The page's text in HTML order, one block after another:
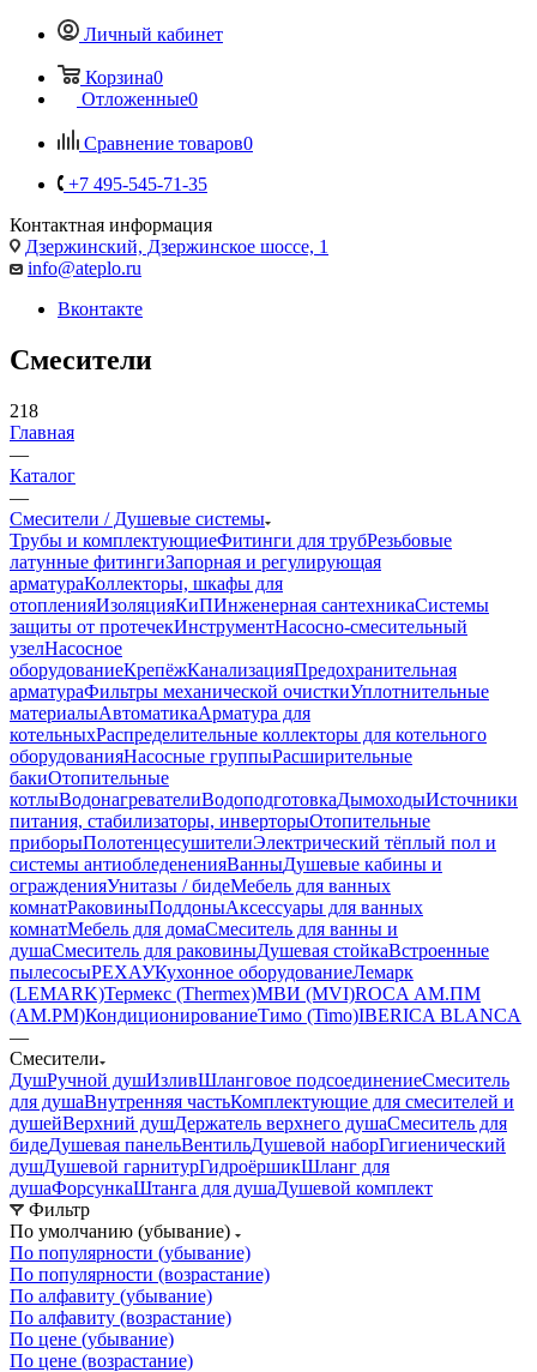
Личный кабинет
Корзина0
Отложенные0
Сравнение товаров0
+7 495-545-71-35
Контактная информация
Дзержинский, Дзержинское шоссе, 1
info@ateplo.ru
Вконтакте
Смесители
218
Главная
—
Каталог
—
Смесители / Душевые системы
Трубы и комплектующиеФитинги для трубРезьбовые
латунные фитингиЗапорная и регулирующая
арматураКоллекторы, шкафы для
отопленияИзоляцияКиПИнженерная сантехникаСистемы
защиты от протечекИнструментНасосно-смесительный
узелНасосное
оборудованиеКрепёжКанализацияПредохранительная
арматураФильтры механической очисткиУплотнительные
материалыАвтоматикаАрматура для
котельныхРаспределительные коллекторы для котельного
оборудованияНасосные группыРасширительные
бакиОтопительные
котлыВодонагревателиВодоподготовкаДымоходыИсточники
питания, стабилизаторы, инверторыОтопительные
приборыПолотенцесушителиЭлектрический тёплый пол и
системы антиобледененияВанныДушевые кабины и
огражденияУнитазы / бидеМебель для ванных
комнатРаковиныПоддоныАксессуары для ванных
комнатМебель для домаСмеситель для ванны и
душаСмеситель для раковиныДушевая стойкаВстроенные
пылесосыРЕХАУКухонное оборудованиеЛемарк
(LEMARK)Термекс (Thermex)МВИ (MVI)ROCA АМ.ПМ
(AM.PM)КондиционированиеТимо (Timo)IBERICA BLANCA
—
Смесители
ДушРучной душИзливШланговое подсоединениеСмеситель
для душаВнутренняя частьКомплектующие для смесителей и
душейВерхний душДержатель верхнего душаСмеситель для
бидеДушевая панельВентильДушевой наборГигиенический
душДушевой гарнитурГидроёршикШланг для
душаФорсункаШтанга для душаДушевой комплект
Фильтр
По умолчанию (убывание)
По популярности (убывание)
По популярности (возрастание)
По алфавиту (убывание)
По алфавиту (возрастание)
По цене (убывание)
По цене (возрастание)